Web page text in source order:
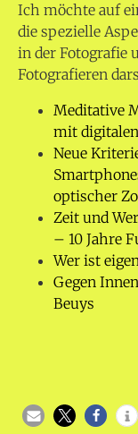
Ich möchte auf
die spezielle
in der Fotografie
Fotografieren
Meditative
mit
Neue
optischer
Zeit und
– 10 Jahre
Wer ist
Gegen
Beuys